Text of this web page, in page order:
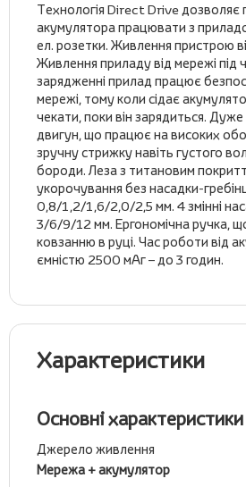
Технологія Direct Drive дозволяє
акумулятора працювати з
ел. розетки. Живлення пристрою
Живлення приладу від мережі під
зарядженні прилад працює
мережі, тому коли сідає
чекати, поки він зарядиться.
двигун, що працює на високих
зручну стрижку навіть густого
бороди. Леза з титановим
укорочування без насадки-
0,8/1,2/1,6/2,0/2,5 мм. 4 змінні
3/6/9/12 мм. Ергономічна ручка,
ковзанню в руці. Час роботи від
ємністю 2500 мАг – до 3 годин.
Характеристики
Основні характеристики
Джерело живлення
Мережа + акумулятор